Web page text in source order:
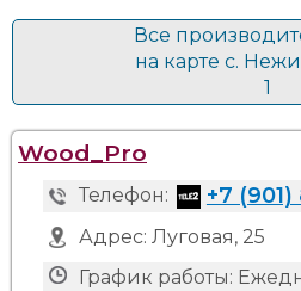
Все
на карте с.
1
Wood_Pro
Телефон: +7
Адрес: Луговая, 25
График работы: